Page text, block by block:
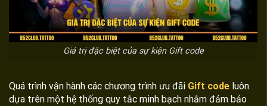
Giá trị đặc biệt của sự kiện Gift code
Quá trình vận hành các chương trình ưu đãi Gift code luôn
dựa trên một hệ thống quy tắc minh bạch nhằm đảm bảo